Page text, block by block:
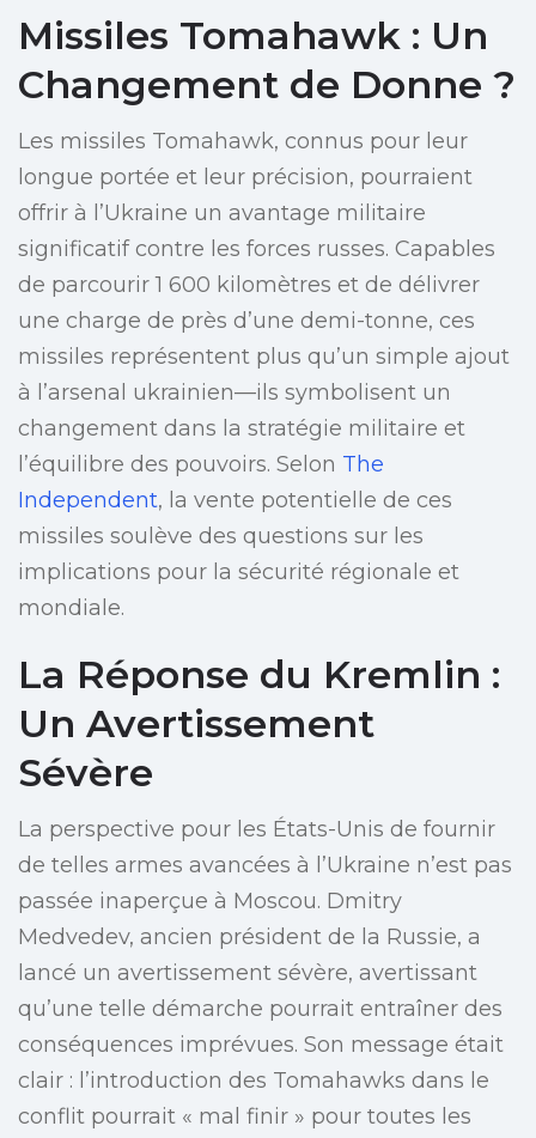
Missiles Tomahawk : Un
Changement de Donne ?
Les missiles Tomahawk, connus pour leur
longue portée et leur précision, pourraient
offrir à l’Ukraine un avantage militaire
significatif contre les forces russes. Capables
de parcourir 1 600 kilomètres et de délivrer
une charge de près d’une demi-tonne, ces
missiles représentent plus qu’un simple ajout
à l’arsenal ukrainien—ils symbolisent un
changement dans la stratégie militaire et
l’équilibre des pouvoirs. Selon The
Independent, la vente potentielle de ces
missiles soulève des questions sur les
implications pour la sécurité régionale et
mondiale.
La Réponse du Kremlin :
Un Avertissement
Sévère
La perspective pour les États-Unis de fournir
de telles armes avancées à l’Ukraine n’est pas
passée inaperçue à Moscou. Dmitry
Medvedev, ancien président de la Russie, a
lancé un avertissement sévère, avertissant
qu’une telle démarche pourrait entraîner des
conséquences imprévues. Son message était
clair : l’introduction des Tomahawks dans le
conflit pourrait « mal finir » pour toutes les